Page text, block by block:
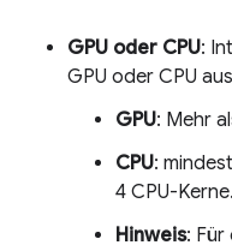
GPU oder CPU:
GPU oder CPU
GPU: Mehr
CPU:
4 CPU-Kerne.
Hinweis: Für